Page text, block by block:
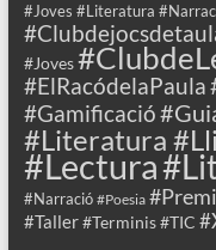
#Joves #Literatura
#Joves
#ElRacódelaPaula
#Gamificació
#Literatura
#Lectura
#Narració #Poesia
#Taller#Terminis#TIC